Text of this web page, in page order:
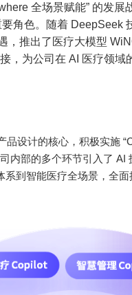
全场景赋能” 的发
角色。随着 DeepSeek
，推出了医疗大模型
，为公司在 AI 医疗领域
设计的核心，积极实施
内部的多个环节引入了
到智能医疗全场景，全